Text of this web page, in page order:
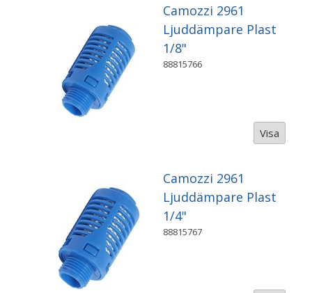
Camozzi 2961
Ljuddämpare Plast
1/8"
88815766
Visa
Camozzi 2961
Ljuddämpare Plast
1/4"
88815767